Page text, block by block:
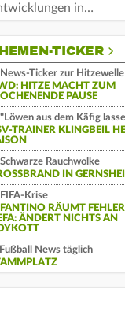
in…
TICKER
News-Ticker zur Hitzewelle
HITZE MACHT ZUM
PAUSE
"Löwen aus dem Käfig
TRAINER KLINGBEIL
Schwarze Rauchwolke
IN GERNSHEIM
FIFA-Krise
RÄUMT
ÄNDERT NICHTS AN
Fußball News täglich